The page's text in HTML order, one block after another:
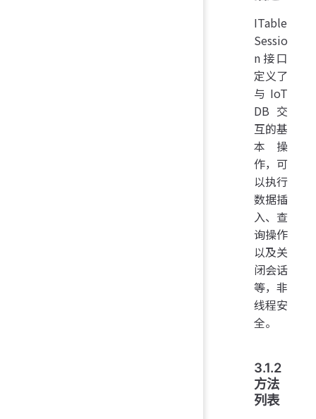
ITable
Sessio
n接口
定义了
与IoT
DB交
互的基
本操
作，可
以执行
数据插
入、查
询操作
以及关
闭会话
等，非
线程安
全。
3.1.2
方法
列表